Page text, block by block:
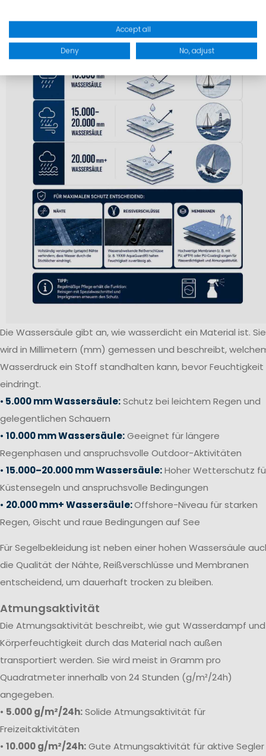
Die Wassersäule gibt an, wie wasserdicht ein Material ist. Sie
wird in Millimetern (mm) gemessen und beschreibt,
Wasserdruck ein Stoff standhalten kann, bevor Feuchtigkeit
eindringt.
• 5.000 mm Wassersäule:Schutz bei leichtem Regen und
gelegentlichen Schauern
• 10.000 mm Wassersäule:Geeignet für längere
Regenphasen und anspruchsvolle Outdoor-Aktivitäten
• 15.000–20.000 mm Wassersäule:Hoher Wetterschutz
Küstensegeln und anspruchsvolle Bedingungen
• 20.000 mm+ Wassersäule:Offshore-Niveau für starken
Regen, Gischt und raue Bedingungen auf See
Für Segelbekleidung ist neben einer hohen Wassersäule
die Qualität der Nähte, Reißverschlüsse und Membranen
entscheidend, um dauerhaft trocken zu bleiben.
Atmungsaktivität
Die Atmungsaktivität beschreibt, wie gut Wasserdampf und
Körperfeuchtigkeit durch das Material nach außen
transportiert werden. Sie wird meist in Gramm pro
Quadratmeter innerhalb von 24 Stunden (g/m²/24h)
angegeben.
• 5.000 g/m²/24h:Solide Atmungsaktivität für
Freizeitaktivitäten
• 10.000 g/m²/24h:Gute Atmungsaktivität für aktive Segler
Accept all
Deny No, adjust